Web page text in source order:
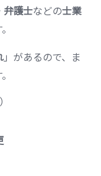
弁護士などの士業
」があるので、ま